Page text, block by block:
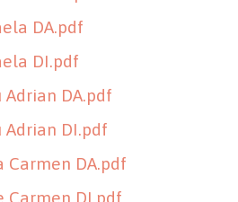
DA.pdf
DI.pdf
DA.pdf
Adrian DI.pdf
Carmen DA.pdf
Carmen DI.pdf